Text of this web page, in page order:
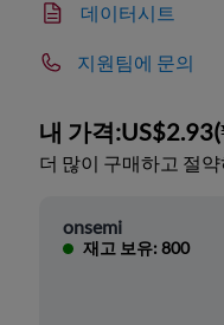
데이터시트
지원팀에 문의
내 가격:US$2.93(
더 많이 구매하고 절
onsemi
재고 보유: 800